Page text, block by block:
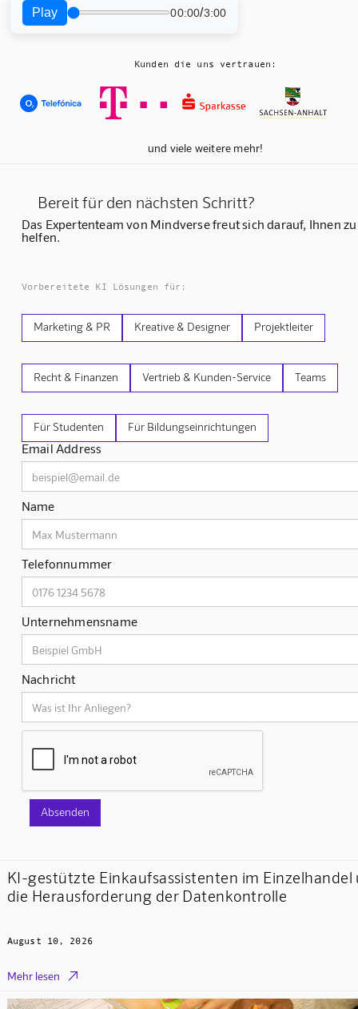
Play 00:00/3:00
Kunden die uns vertrauen:
und viele weitere mehr!
Bereit für den nächsten Schritt?
Das Expertenteam von Mindverse freut sich darauf, Ihnen zu
helfen.
Vorbereitete KI Lösungen für:
Marketing & PR Kreative & Designer Projektleiter
Recht & Finanzen Vertrieb & Kunden-Service Teams
Für Studenten Für Bildungseinrichtungen
Email Address
Name
Telefonnummer
Unternehmensname
Nachricht
KI-gestützte Einkaufsassistenten im Einzelhandel
die Herausforderung der Datenkontrolle
August 10, 2026
Mehr lesen 